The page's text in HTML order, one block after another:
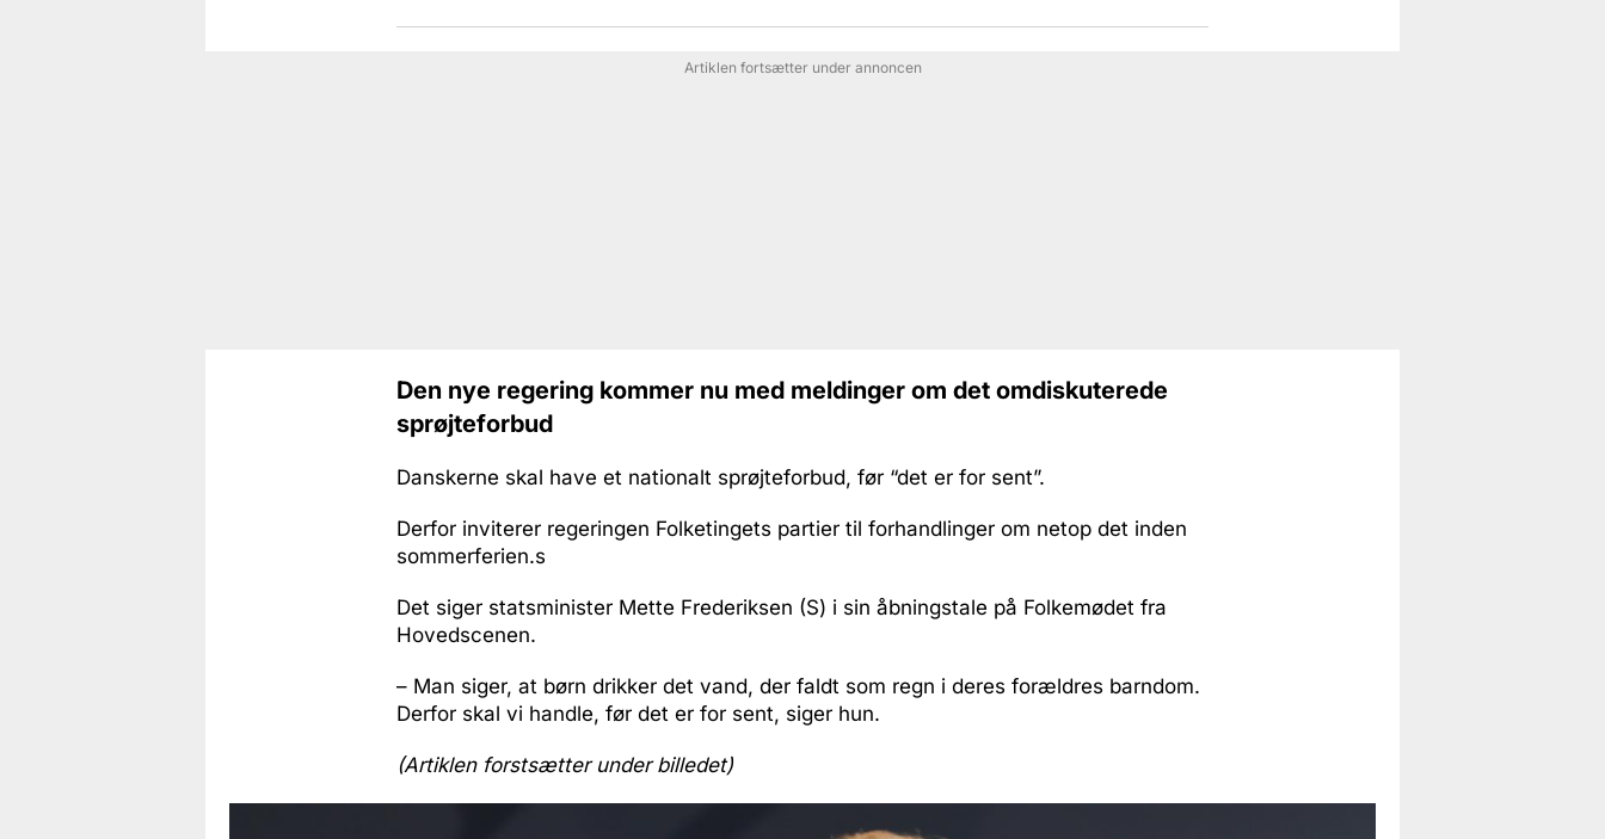
Artiklen fortsætter under annoncen
Den nye regering kommer nu med meldinger om det omdiskuterede
sprøjteforbud
Danskerne skal have et nationalt sprøjteforbud, før “det er for sent”.
Derfor inviterer regeringen Folketingets partier til forhandlinger om netop det inden
sommerferien.s
Det siger statsminister Mette Frederiksen (S) i sin åbningstale på Folkemødet fra
Hovedscenen.
– Man siger, at børn drikker det vand, der faldt som regn i deres forældres barndom.
Derfor skal vi handle, før det er for sent, siger hun.
(Artiklen forstsætter under billedet)